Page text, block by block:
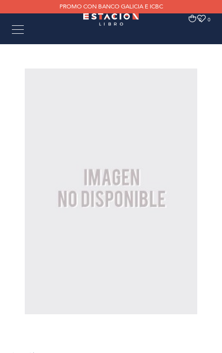
PROMO CON BANCO GALICIA E ICBC
0 0